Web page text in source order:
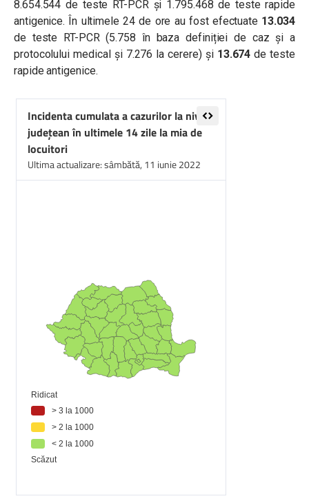
8.654.544 de teste RT-PCR și 1.795.468 de teste rapide
antigenice. În ultimele 24 de ore au fost efectuate 13.034
de teste RT-PCR (5.758 în baza definiției de caz și a
protocolului medical și 7.276 la cerere) și 13.674 de teste
rapide antigenice.